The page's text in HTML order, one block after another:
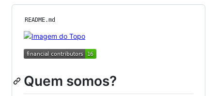
README.md
Quem somos?